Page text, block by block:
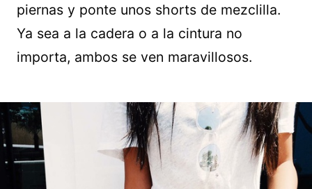
piernas y ponte unos shorts de mezclilla.
Ya sea a la cadera o a la cintura no
importa, ambos se ven maravillosos.